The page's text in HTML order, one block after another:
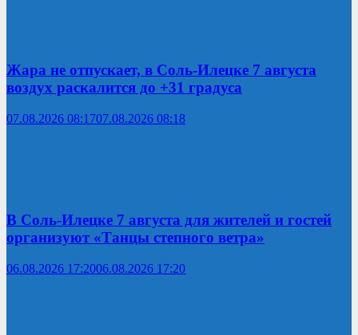
Жара не отпускает, в Соль-Илецке 7 августа
воздух раскалится до +31 градуса
07.08.2026 08:1707.08.2026 08:18
В Соль-Илецке 7 августа для жителей и гостей
организуют «Танцы степного ветра»
06.08.2026 17:2006.08.2026 17:20